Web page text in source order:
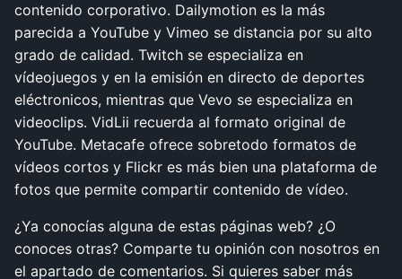
contenido corporativo. Dailymotion es la más
parecida a YouTube y Vimeo se distancia por su alto
grado de calidad. Twitch se especializa en
vídeojuegos y en la emisión en directo de deportes
eléctronicos, mientras que Vevo se especializa en
videoclips. VidLii recuerda al formato original de
YouTube. Metacafe ofrece sobretodo formatos de
vídeos cortos y Flickr es más bien una plataforma de
fotos que permite compartir contenido de vídeo.
¿Ya conocías alguna de estas páginas web? ¿O
conoces otras? Comparte tu opinión con nosotros en
el apartado de comentarios. Si quieres saber más